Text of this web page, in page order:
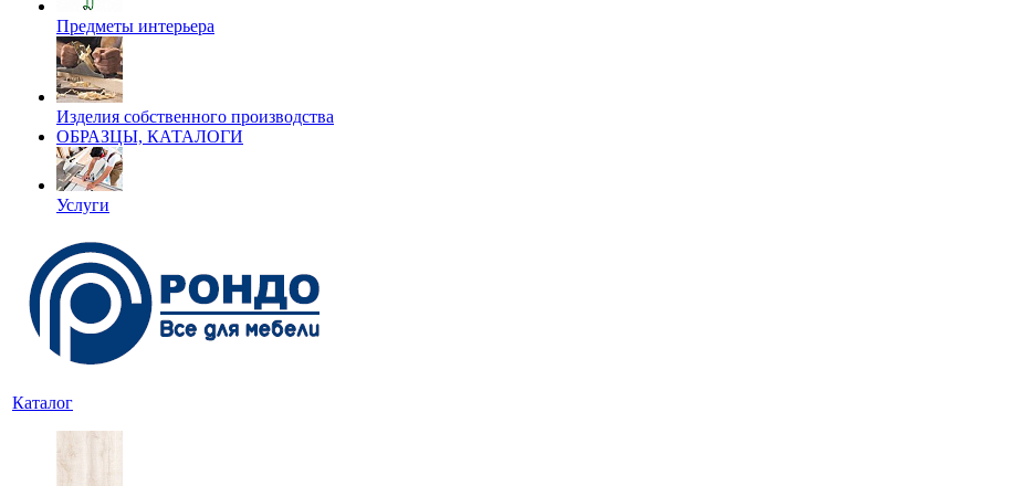
Предметы интерьера
Изделия собственного производства
ОБРАЗЦЫ, КАТАЛОГИ
Услуги
Каталог